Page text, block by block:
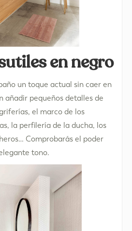
en negro
un toque actual sin caer en
añadir pequeños detalles de
el marco de los
la perfilería de la ducha, los
Comprobarás el poder
tono.